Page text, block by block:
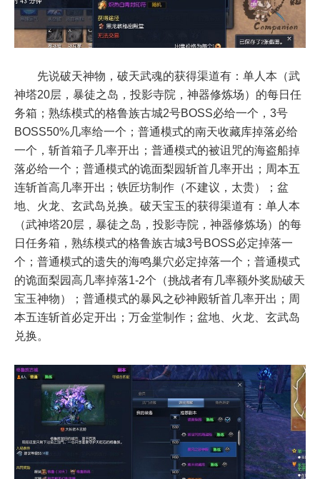
先说破天神物，破天武魂的获得渠道有：单人本（武
神塔20层，暴徒之岛，投影寺院，神器修炼场）的每日任
务箱；熟练模式的格鲁族古城2号BOSS必给一个，3号
BOSS50%几率给一个；普通模式的南天收藏库掉落必给
一个，斩首箱子几率开出；普通模式的被诅咒的海盗船掉
落必给一个；普通模式的诡面梨园斩首几率开出；周本五
连斩首高几率开出；铁匠坊制作（不建议，太贵）；盆
地、火龙、玄武岛兑换。破天宝玉的获得渠道有：单人本
（武神塔20层，暴徒之岛，投影寺院，神器修炼场）的每
日任务箱，熟练模式的格鲁族古城3号BOSS必定掉落一
个；普通模式的遗失的海鸣巢穴必定掉落一个；普通模式
的诡面梨园高几率掉落1-2个（挑战者有几率额外奖励破天
宝玉神物）；普通模式的暴风之砂神殿斩首几率开出；周
本五连斩首必定开出；万金堂制作；盆地、火龙、玄武岛
兑换。